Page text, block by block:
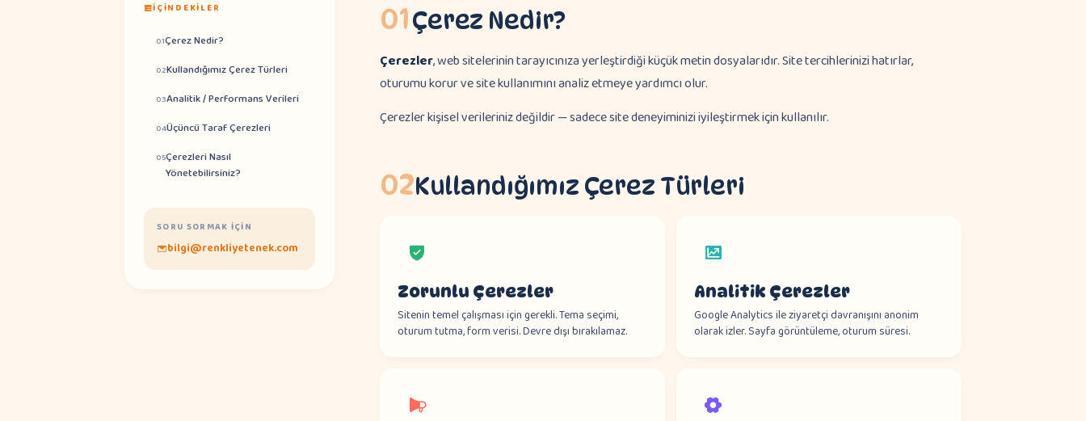
İÇINDEKILER
01Çerez Nedir?
02Kullandığımız Çerez Türleri
03Analitik / Performans Verileri
04Üçüncü Taraf Çerezleri
05Çerezleri Nasıl
Yönetebilirsiniz?
SORU SORMAK IÇIN
bilgi@renkliyetenek.com
01Çerez Nedir?
Çerezler, web sitelerinin tarayıcınıza yerleştirdiği küçük metin dosyalarıdır. Site tercihlerinizi hatırlar,
oturumu korur ve site kullanımını analiz etmeye yardımcı olur.
Çerezler kişisel verileriniz değildir — sadece site deneyiminizi iyileştirmek için kullanılır.
02Kullandığımız Çerez Türleri
Zorunlu Çerezler
Sitenin temel çalışması için gerekli. Tema seçimi,
oturum tutma, form verisi. Devre dışı bırakılamaz.
Analitik Çerezler
Google Analytics ile ziyaretçi davranışını anonim
olarak izler. Sayfa görüntüleme, oturum süresi.